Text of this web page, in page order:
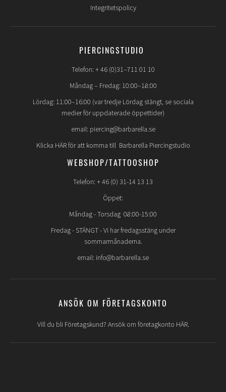
Integritetspolicy
PIERCINGSTUDIO
Telefon: + 46 (0)31–711 01 10
Måndag – Fredag: 10:00–18:00
Lördag: 11:00–16:00 (var tredje Lördag stängt, se sociala
medier för uppdaterade öppettider)
email: piercing@barbarella.se
Klicka HÄR för att komma till Barbarella Piercingstudio
WEBSHOP/TATTOOSHOP
Telefon: + 46 (0) 31-14 13 13
Öppet:
Måndag - Torsdag 08:00-15:00
Fredag - STÄNGT- Vi har fredagsstäng under
sommarmånaderna.
email: info@barbarella.se
ANSÖK OM FÖRETAGSKONTO
Vill du bli Företagskund? Ansök om företagkonto HÄR.